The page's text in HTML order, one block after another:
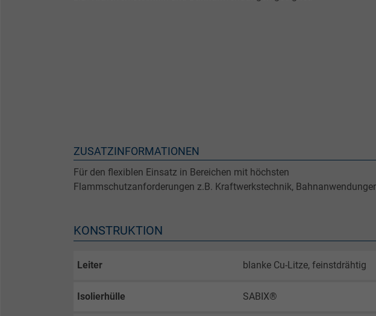
ZUSATZINFORMATIONEN
Für den flexiblen Einsatz in Bereichen mit höchsten
Flammschutzanforderungen z.B. Kraftwerkstechnik,
KONSTRUKTION
Leiter blanke Cu-Litze, feinstdrähtig
Isolierhülle SABIX®